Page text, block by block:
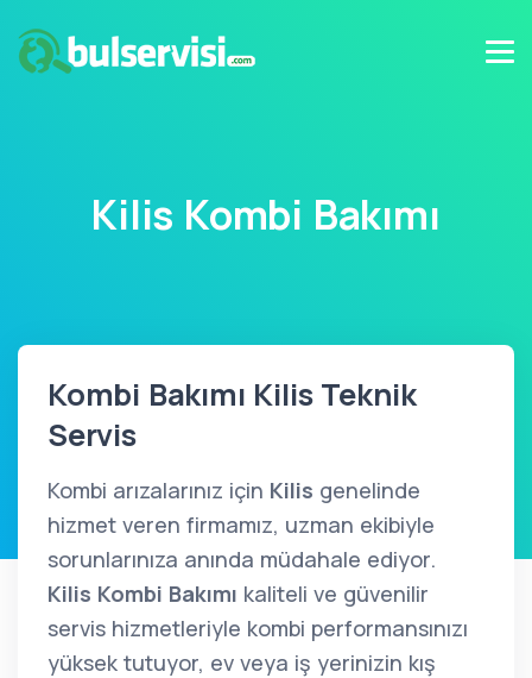
Kilis Kombi Bakımı
Kombi Bakımı Kilis Teknik
Servis
Kombi arızalarınız için Kilis genelinde
hizmet veren firmamız, uzman ekibiyle
sorunlarınıza anında müdahale ediyor.
Kilis Kombi Bakımı kaliteli ve güvenilir
servis hizmetleriyle kombi performansınızı
yüksek tutuyor, ev veya iş yerinizin kış